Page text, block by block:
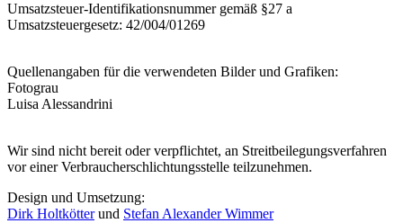
Umsatzsteuer-Identifikationsnummer gemäß §27 a
Umsatzsteuergesetz: 42/004/01269
Quellenangaben für die verwendeten Bilder und Grafiken:
Fotograu
Luisa Alessandrini
Wir sind nicht bereit oder verpflichtet, an Streitbeilegungsverfahren
vor einer Verbraucherschlichtungsstelle teilzunehmen.
Design und Umsetzung:
Dirk Holtkötterund Stefan Alexander Wimmer